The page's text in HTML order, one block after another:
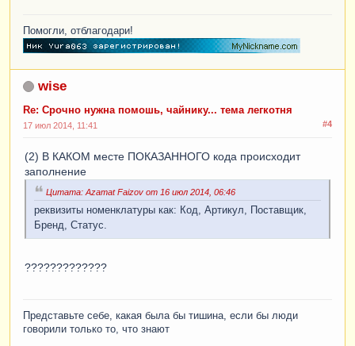
Помогли, отблагодари!
wise
Re: Срочно нужна помошь, чайнику... тема легкотня
#4
17 июл 2014, 11:41
(2) В КАКОМ месте ПОКАЗАННОГО кода происходит
заполнение
Цитата: Azamat Faizov от 16 июл 2014, 06:46
реквизиты номенклатуры как: Код, Артикул, Поставщик,
Бренд, Статус.
?????????????
Представьте себе, какая была бы тишина, если бы люди
говорили только то, что знают